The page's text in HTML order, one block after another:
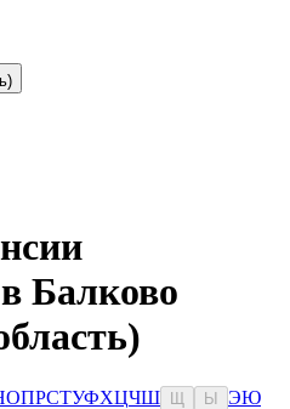
Балково
ОПРСТУФХЦЧШ Ы ЭЮ